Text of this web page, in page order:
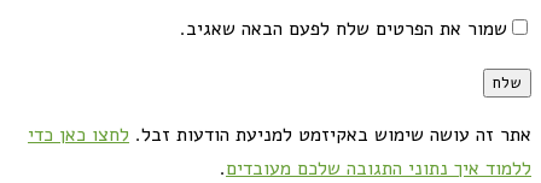
שמור את הפרטים שלח לפעם הבאה שאגיב.
אתר זה עושה שימוש באקיזמט למניעת הודעות זבל. לחצו כאן כדי
ללמוד איך נתוני התגובה שלכם מעובדים.